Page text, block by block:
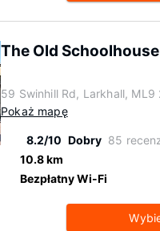
The Old
59 Swinhill Rd, Larkhall, ML9
Pokaż mapę
8.2/10 Dobry 85
10.8 km
Bezpłatny Wi-Fi